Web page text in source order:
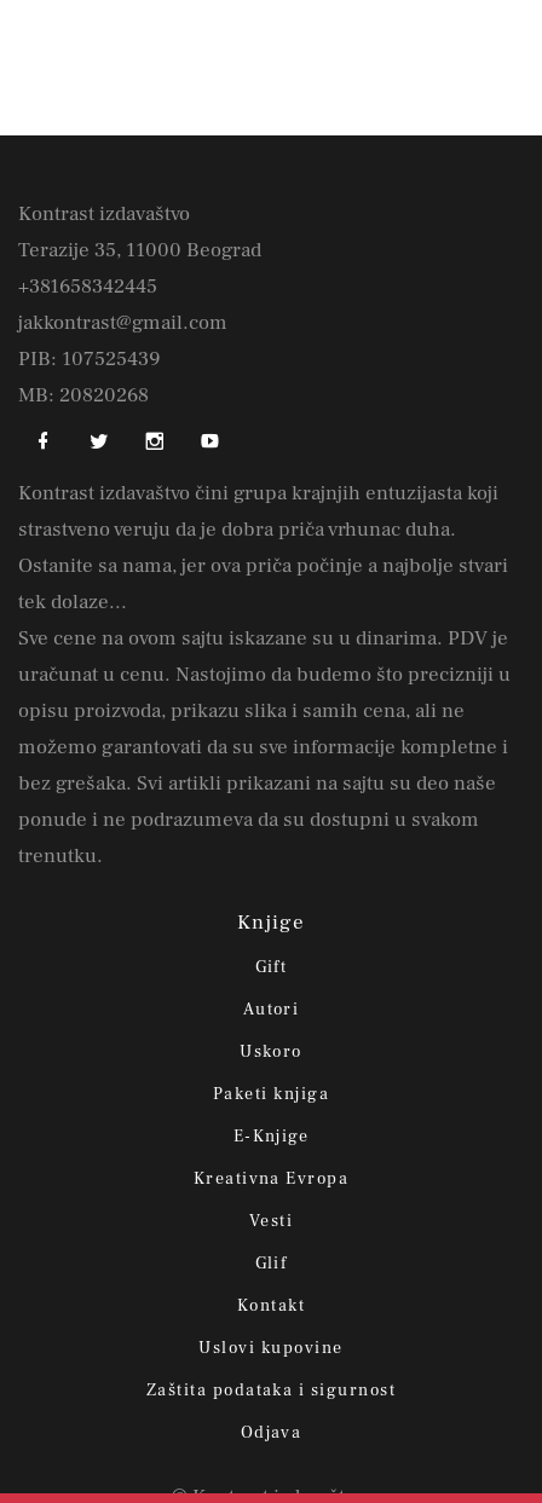
Kontrast izdavaštvo
Terazije 35, 11000 Beograd
+381658342445
jakkontrast@gmail.com
PIB: 107525439
MB: 20820268
Kontrast izdavaštvo čini grupa krajnjih entuzijasta koji
strastveno veruju da je dobra priča vrhunac duha.
Ostanite sa nama, jer ova priča počinje a najbolje stvari
tek dolaze...
Sve cene na ovom sajtu iskazane su u dinarima. PDV je
uračunat u cenu. Nastojimo da budemo što precizniji u
opisu proizvoda, prikazu slika i samih cena, ali ne
možemo garantovati da su sve informacije kompletne i
bez grešaka. Svi artikli prikazani na sajtu su deo naše
ponude i ne podrazumeva da su dostupni u svakom
trenutku.
Knjige
Gift
Autori
Uskoro
Paketi knjiga
E-Knjige
Kreativna Evropa
Vesti
Glif
Kontakt
Uslovi kupovine
Zaštita podataka i sigurnost
Odjava
© Kontrast izdavaštvo.